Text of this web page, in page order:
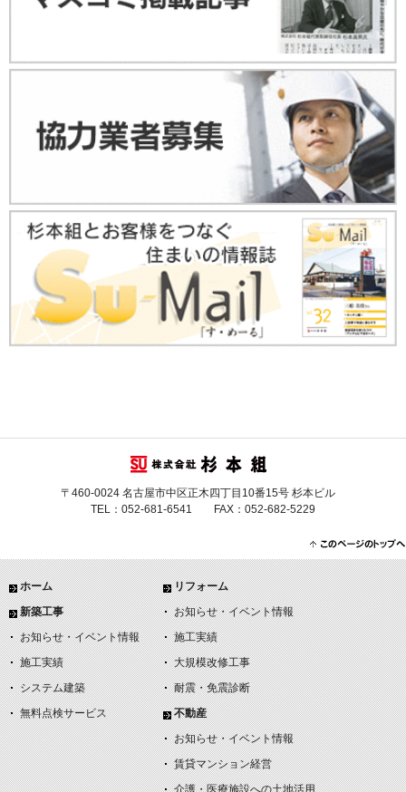
〒460-0024 名古屋市中区正木四丁目10番15号 杉本ビル
TEL：052-681-6541 FAX：052-682-5229
ホーム
新築工事
お知らせ・イベント情報
施工実績
システム建築
無料点検サービス
リフォーム
お知らせ・イベント情報
施工実績
大規模改修工事
耐震・免震診断
不動産
お知らせ・イベント情報
賃貸マンション経営
介護・医療施設への土地活用